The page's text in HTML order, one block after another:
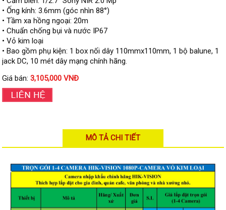
Đầu ghi Visionhitech
Đầu ghi Dahua
Đầu ghi KBVISION
Thiết bị chống trộm
Thiết bị Enforcer
Khóa điện tử KBVISION
Giải pháp
LẮP ĐẶT CAMERA TRỌN GÓI
GIẢI PHÁP CAMERA AN NINH
BÁO ĐỘNG CHỐNG TRỘM
• Ống kính: 3.6mm (góc nhìn 88°)
• Tầm xa hồng ngoại: 20m
• Chuẩn chống bụi và nước IP67
• Vỏ kim loại
• Bao gồm phụ kiện: 1 box nối dây 110mmx110mm, 1 bộ balune, 1
jack DC, 10 mét dây mạng chính hãng.
Giá bán:3,105,000 VNĐ
MÔ TẢ CHI TIẾT